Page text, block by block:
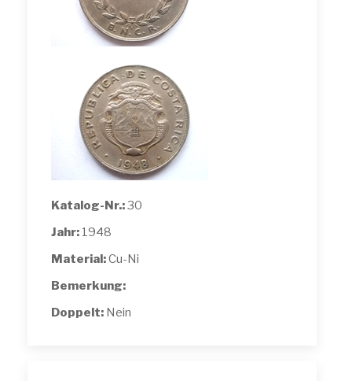
Katalog-Nr.:30
Jahr: 1948
Material:Cu-Ni
Bemerkung:
Doppelt: Nein